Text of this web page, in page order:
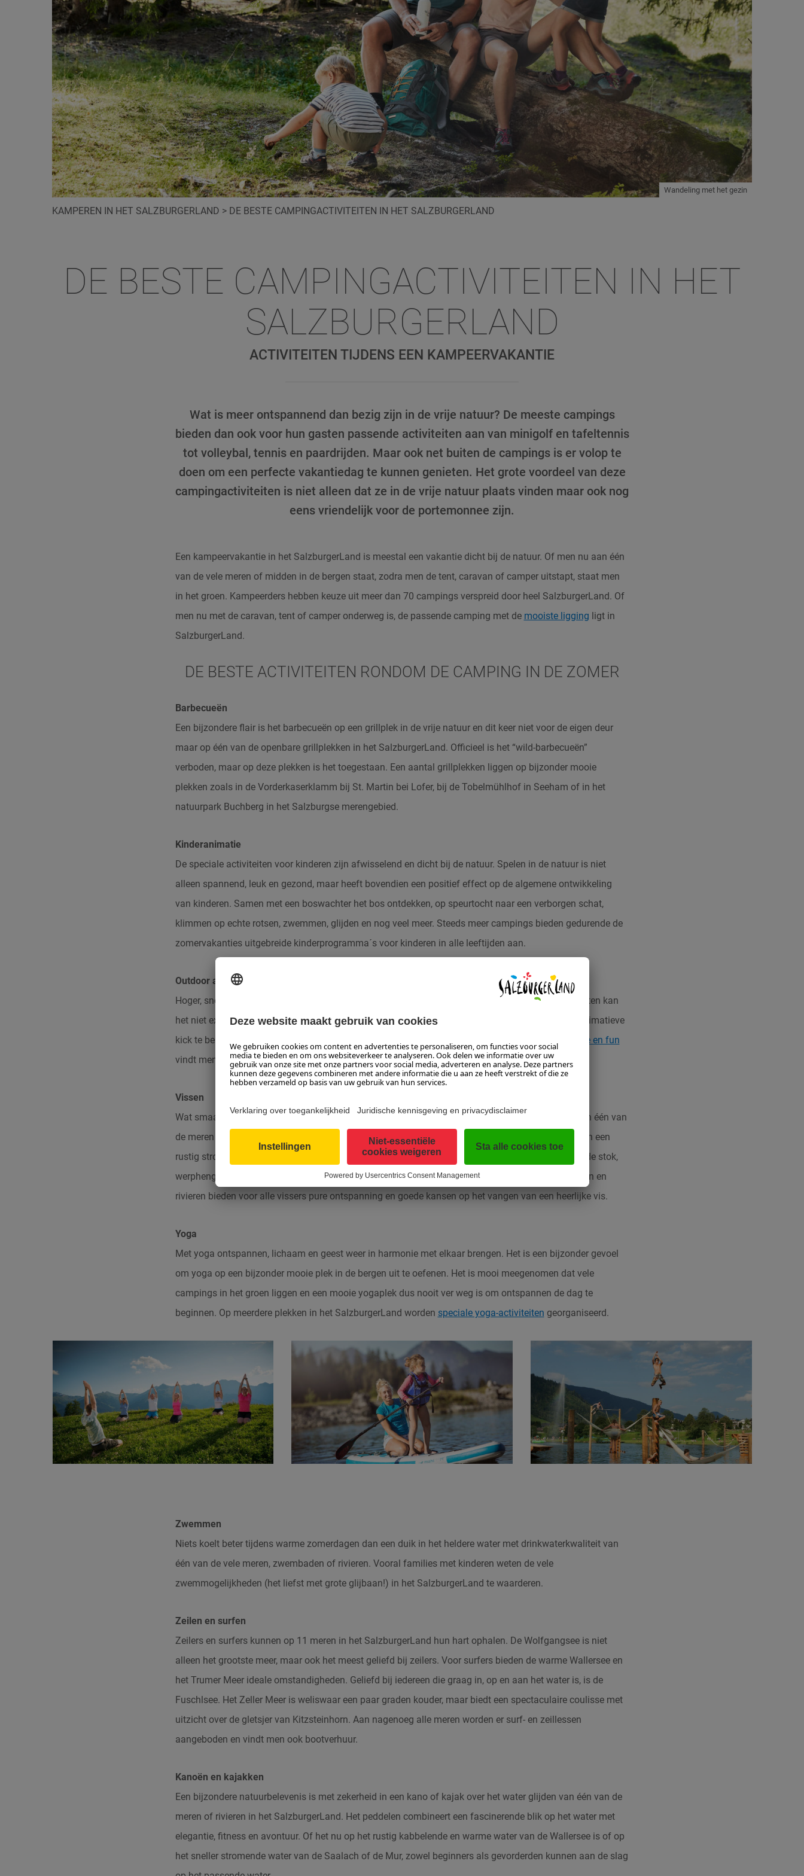
Wandeling met het gezin
KAMPEREN IN HET SALZBURGERLAND > DE BESTE CAMPINGACTIVITEITEN IN HET SALZBURGERLAND
DE BESTE CAMPINGACTIVITEITEN IN HET
SALZBURGERLAND
ACTIVITEITEN TIJDENS EEN KAMPEERVAKANTIE
Wat is meer ontspannend dan bezig zijn in de vrije natuur? De meeste campings
bieden dan ook voor hun gasten passende activiteiten aan van minigolf en tafeltennis
tot volleybal, tennis en paardrijden. Maar ook net buiten de campings is er volop te
doen om een perfecte vakantiedag te kunnen genieten. Het grote voordeel van deze
campingactiviteiten is niet alleen dat ze in de vrije natuur plaats vinden maar ook nog
eens vriendelijk voor de portemonnee zijn.
Een kampeervakantie in het SalzburgerLand is meestal een vakantie dicht bij de natuur. Of men nu aan één
van de vele meren of midden in de bergen staat, zodra men de tent, caravan of camper uitstapt, staat men
in het groen. Kampeerders hebben keuze uit meer dan 70 campings verspreid door heel SalzburgerLand. Of
men nu met de caravan, tent of camper onderweg is, de passende camping met de mooiste ligging ligt in
SalzburgerLand.
DE BESTE ACTIVITEITEN RONDOM DE CAMPING IN DE ZOMER
Barbecueën
Een bijzondere flair is het barbecueën op een grillplek in de vrije natuur en dit keer niet voor de eigen deur
maar op één van de openbare grillplekken in het SalzburgerLand. Officieel is het “wild-barbecueën”
verboden, maar op deze plekken is het toegestaan. Een aantal grillplekken liggen op bijzonder mooie
plekken zoals in de Vorderkaserklamm bij St. Martin bei Lofer, bij de Tobelmühlhof in Seeham of in het
natuurpark Buchberg in het Salzburgse merengebied.
Kinderanimatie
De speciale activiteiten voor kinderen zijn afwisselend en dicht bij de natuur. Spelen in de natuur is niet
alleen spannend, leuk en gezond, maar heeft bovendien een positief effect op de algemene ontwikkeling
van kinderen. Samen met een boswachter het bos ontdekken, op speurtocht naar een verborgen schat,
klimmen op echte rotsen, zwemmen, glijden en nog veel meer. Steeds meer campings bieden gedurende de
zomervakanties uitgebreide kinderprogramma´s voor kinderen in alle leeftijden aan.
Outdoor activiteiten voor adrenaline-junkies
Hoger, sneller, verder, dieper en dat het liefst tegelijkertijd! Voor adrenaline-junkies en funsport-fanaten kan
het niet extreem genoeg zijn. Gelukkig zijn er in het SalzburgerLand volop
mogelijkheden om de ultimatieve
kickte beleven. Het maakt niet uit of dat in het water, in de lucht in de bergen of in het dal is –
actie en fun
vindt men overal.
Vissen
Wat smaakt er ’s avonds op de barbecue beter dan een zelf gevangen vis? Zittend aan de oever van één van
de meren en genieten van het kabbelend water, het ontwaken van de natuur. Of toch liever staand in een
rustig stromende bergbeek en bijna meditatief de lijn met kunstaas werpen? Of men nu liever met de stok,
werphengel of vliegvishengel vist, de tientallen meren, visvijvers en honderden kilometers aan beken en
rivieren bieden voor alle vissers pure ontspanning en goede kansen op het vangen van een heerlijke vis.
Yoga
Met yoga ontspannen, lichaam en geest weer in harmonie met elkaar brengen. Het is een bijzonder gevoel
om yoga op een bijzonder mooie plek in de bergen uit te oefenen. Het is mooi meegenomen dat vele
campings in het groen liggen en een mooie yogaplek dus nooit ver weg is om ontspannen de dag te
beginnen. Op meerdere plekken in het SalzburgerLand worden speciale yoga-activiteiten georganiseerd.
Zwemmen
Niets koelt beter tijdens warme zomerdagen dan een duik in het heldere water met drinkwaterkwaliteit van
één van de vele meren, zwembaden of rivieren. Vooral families met kinderen weten de vele
zwemmogelijkheden (het liefst met grote glijbaan!) in het SalzburgerLand te waarderen.
Zeilen en surfen
Zeilers en surfers kunnen op 11 meren in het SalzburgerLand hun hart ophalen. De Wolfgangsee is niet
alleen het grootste meer, maar ook het meest geliefd bij zeilers. Voor surfers bieden de warme Wallersee en
het Trumer Meer ideale omstandigheden. Geliefd bij iedereen die graag in, op en aan het water is, is de
Fuschlsee. Het Zeller Meer is weliswaar een paar graden kouder, maar biedt een spectaculaire coulisse met
uitzicht over de gletsjer van Kitzsteinhorn. Aan nagenoeg alle meren worden er surf- en zeillessen
aangeboden en vindt men ook bootverhuur.
Kanoën en kajakken
Een bijzondere natuurbelevenis is met zekerheid in een kano of kajak over het water glijden van één van de
meren of rivieren in het SalzburgerLand. Het peddelen combineert een fascinerende blik op het water met
elegantie, fitness en avontuur. Of het nu op het rustig kabbelende en warme water van de Wallersee is of op
het sneller stromende water van de Saalach of de Mur, zowel beginners als gevorderden kunnen aan de slag